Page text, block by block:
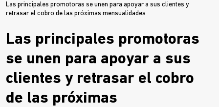
Las principales promotoras se unen para apoyar a sus clientes y
retrasar el cobro de las próximas mensualidades
Las principales promotoras
se unen para apoyar a sus
clientes y retrasar el cobro
de las próximas